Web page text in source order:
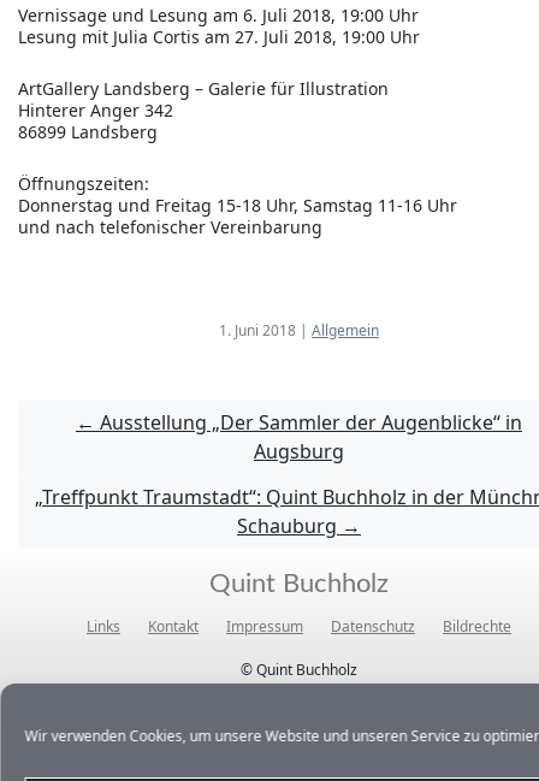
Wir verwenden Cookies, um unsere Website und unseren Service zu
Vernissage und Lesung am 6. Juli 2018, 19:00 Uhr
Lesung mit Julia Cortis am 27. Juli 2018, 19:00 Uhr
ArtGallery Landsberg – Galerie für Illustration
Hinterer Anger 342
86899 Landsberg
Öffnungszeiten:
Donnerstag und Freitag 15-18 Uhr, Samstag 11-16 Uhr
und nach telefonischer Vereinbarung
1. Juni 2018 | Allgemein
← Ausstellung „Der Sammler der Augenblicke“ in
Augsburg
„Treffpunkt Traumstadt“: Quint Buchholz in der
Schauburg →
Quint Buchholz
Links Kontakt Impressum Datenschutz Bildrechte
© Quint Buchholz